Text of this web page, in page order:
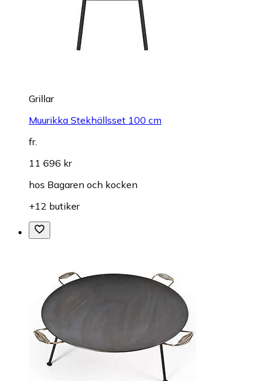
Grillar
Muurikka Stekhällsset 100 cm
fr.
11 696 kr
hos Bagaren och kocken
+12 butiker